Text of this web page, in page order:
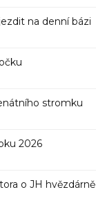
na denní bázi
stromku
2026
o JH hvězdárně